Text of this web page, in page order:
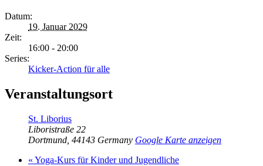
Datum:
19. Januar 2029
Zeit:
16:00 - 20:00
Series:
Kicker-Action für alle
Veranstaltungsort
St. Liborius
Liboristraße 22
Dortmund 44143 Germany Google Karte anzeigen
« Yoga-Kurs für Kinder und Jugendliche